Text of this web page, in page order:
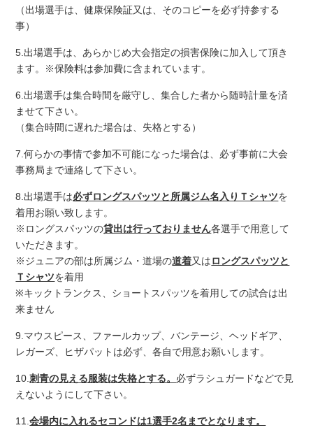
（出場選手は、健康保険証又は、そのコピーを必ず持参する
事）
5.出場選手は、あらかじめ大会指定の損害保険に加入して頂き
ます。※保険料は参加費に含まれています。
6.出場選手は集合時間を厳守し、集合した者から随時計量を済
ませて下さい。
（集合時間に遅れた場合は、失格とする）
7.何らかの事情で参加不可能になった場合は、必ず事前に大会
事務局まで連絡して下さい。
8.出場選手は必ずロングスパッツと所属ジム名入りＴシャツを
着用お願い致します。
※ロングスパッツの貸出は行っておりません各選手で用意して
いただきます。
※ジュニアの部は所属ジム・道場の道着又はロングスパッツと
Ｔシャツを着用
※キックトランクス、ショートスパッツを着用しての試合は出
来ません
9.マウスピース、ファールカップ、バンテージ、ヘッドギア、
レガーズ、ヒザパットは必ず、各自で用意お願いします。
10.刺青の見える服装は失格とする。 必ずラシュガードなどで見
えないようにして下さい。
11.会場内に入れるセコンドは1選手2名までとなります。